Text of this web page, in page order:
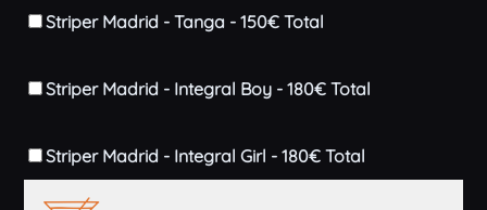
Striper Madrid - Tanga - 150€ Total
Striper Madrid - Integral Boy - 180€ Total
Striper Madrid - Integral Girl - 180€ Total